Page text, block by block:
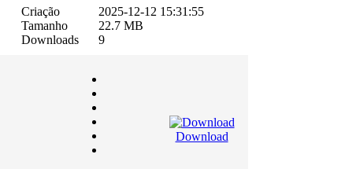
Criação
Tamanho
Downloads
2025-12-12 15:31:55
22.7 MB
9
Download